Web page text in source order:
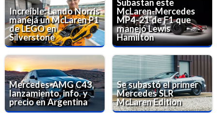
Increíble: Lando Norris
maneja un McLaren P1
de LEGO en
Silverstone
Subastan este
McLaren-Mercedes
MP4-21 de F1 que
manejó Lewis
Hamilton
Mercedes-AMG C43,
lanzamiento, info. y
precio en Argentina
Se subastó el primer
Mercedes SLR
McLaren Edition